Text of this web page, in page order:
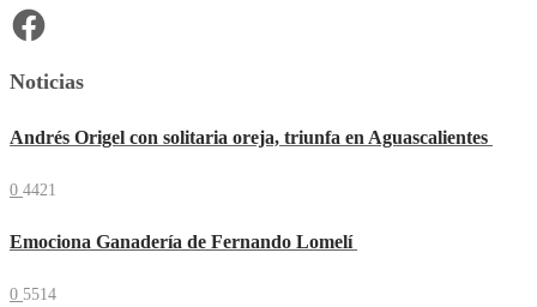
Facebook
Noticias
Andrés Origel con solitaria oreja, triunfa en Aguascalientes
0 4421
Emociona Ganadería de Fernando Lomelí
0 5514